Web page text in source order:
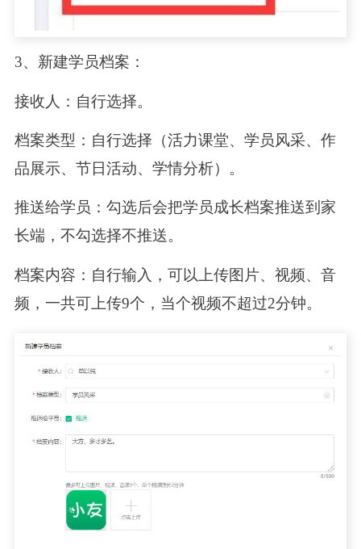
3、新建学员档案：
接收人：自行选择。
档案类型：自行选择（活力课堂、学员风采、作
品展示、节日活动、学情分析）。
推送给学员：勾选后会把学员成长档案推送到家
长端，不勾选择不推送。
档案内容：自行输入，可以上传图片、视频、音
频，一共可上传9个，当个视频不超过2分钟。